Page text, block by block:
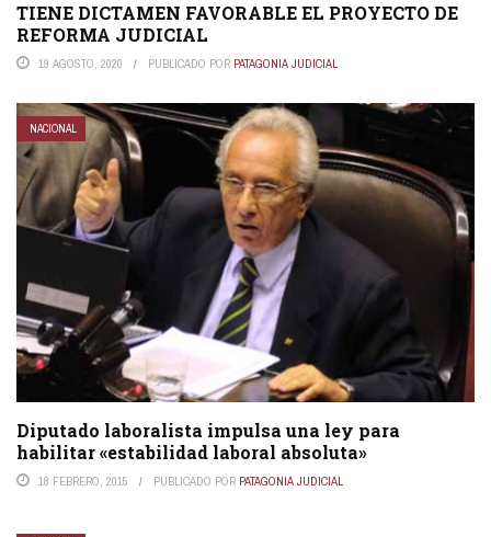
TIENE DICTAMEN FAVORABLE EL PROYECTO DE
REFORMA JUDICIAL
19 AGOSTO, 2020 PUBLICADO POR PATAGONIA JUDICIAL
NACIONAL
Diputado laboralista impulsa una ley para
habilitar «estabilidad laboral absoluta»
18 FEBRERO, 2015 PUBLICADO POR PATAGONIA JUDICIAL